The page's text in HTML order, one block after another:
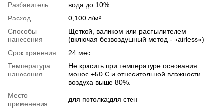
Разбавитель
вода до 10%
Расход
0,100 л/м²
Способы
нанесения
Щеткой, валиком или распылителем
(включая безвоздушный метод - «airless»)
Срок хранения
24 мес.
Температура
нанесения
Не красить при температуре основания
менее +50 С и относительной влажности
воздуха выше 80%.
Место
применения
для потолка;для стен